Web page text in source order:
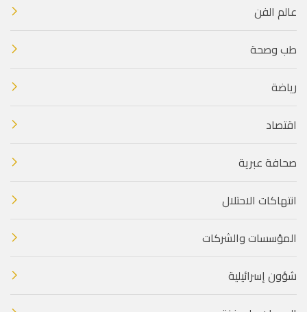
عالم الفن
طب وصحة
رياضة
اقتصاد
صحافة عبرية
انتهاكات الاحتلال
المؤسسات والشركات
شؤون إسرائيلية